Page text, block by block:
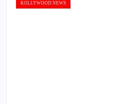
KOLLYWOOD NEWS